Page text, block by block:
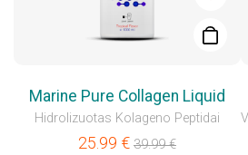
Marine Pure Collagen Liquid
Hidrolizuotas Kolageno Peptidai
25.99 € 39.99€